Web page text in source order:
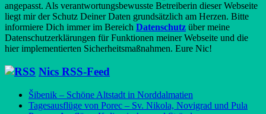
angepasst. Als verantwortungsbewusste Betreiberin dieser Webseite
liegt mir der Schutz Deiner Daten grundsätzlich am Herzen. Bitte
informiere Dich immer im Bereich Datenschutz über meine
Datenschutzerklärungen für Funktionen meiner Webseite und die
hier implementierten Sicherheitsmaßnahmen. Eure Nic!
Nics RSS-Feed
Šibenik – Schöne Altstadt in Norddalmatien
Tagesausflüge von Porec – Sv. Nikola, Novigrad und Pula